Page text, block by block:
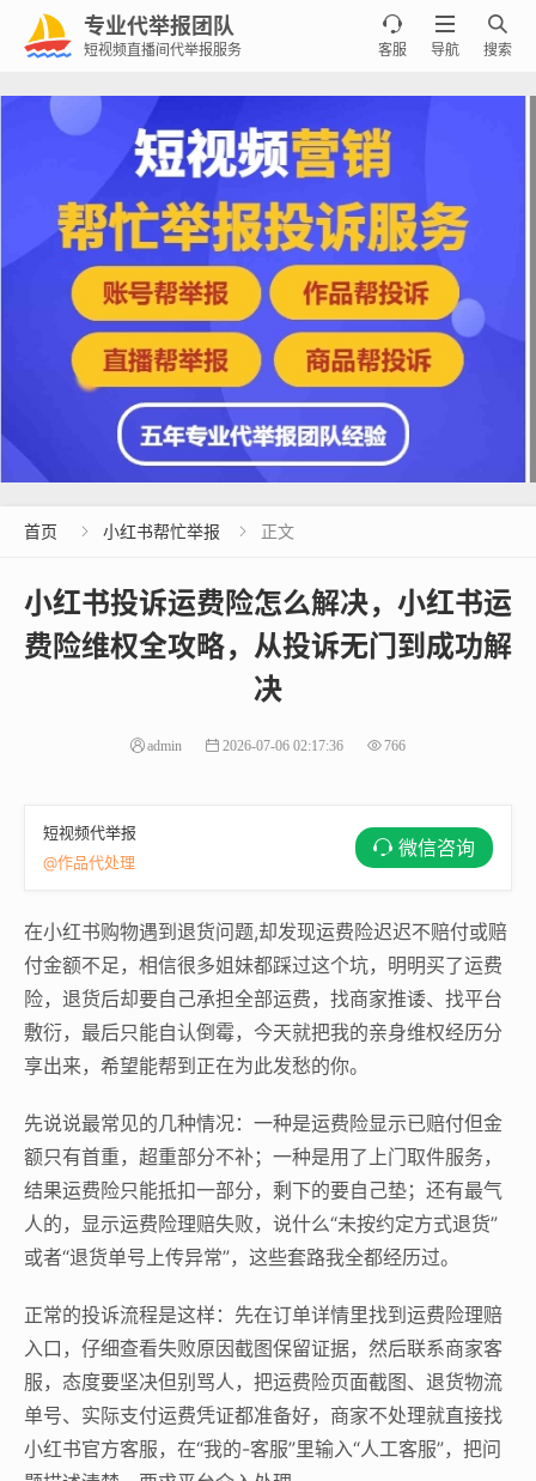
专业代举报团队
短视频直播间代举报服务

搜索

导航

客服
首页  小红书帮忙举报  正文
小红书投诉运费险怎么解决，小红书运
费险维权全攻略，从投诉无门到成功解
决
admin 2026-07-06 02:17:36 766
短视频代举报
@作品代处理
微信咨询
在小红书购物遇到退货问题,却发现运费险迟迟不赔付或赔
付金额不足，相信很多姐妹都踩过这个坑，明明买了运费
险，退货后却要自己承担全部运费，找商家推诿、找平台
敷衍，最后只能自认倒霉，今天就把我的亲身维权经历分
享出来，希望能帮到正在为此发愁的你。
先说说最常见的几种情况：一种是运费险显示已赔付但金
额只有首重，超重部分不补；一种是用了上门取件服务，
结果运费险只能抵扣一部分，剩下的要自己垫；还有最气
人的，显示运费险理赔失败，说什么“未按约定方式退货”
或者“退货单号上传异常”，这些套路我全都经历过。
正常的投诉流程是这样：先在订单详情里找到运费险理赔
入口，仔细查看失败原因截图保留证据，然后联系商家客
服，态度要坚决但别骂人，把运费险页面截图、退货物流
单号、实际支付运费凭证都准备好，商家不处理就直接找
小红书官方客服，在“我的-客服”里输入“人工客服”，把问